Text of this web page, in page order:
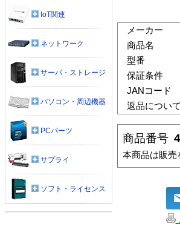
メーカー
商品名
型番
保証条件
JANコード
返品について
商品番号
本商品は販売
IoT関連
ネットワーク
サーバ・ストレージ
パソコン・周辺機器
PCパーツ
サプライ
ソフト・ライセンス